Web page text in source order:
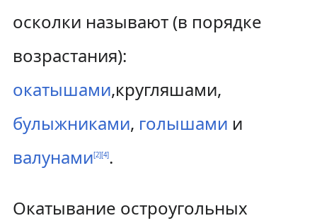
осколки называют (в порядке
возрастания):
окатышами,кругляшами,
булыжниками, голышами и
валунами[2][4].
Окатывание остроугольных